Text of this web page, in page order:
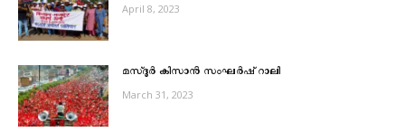
April 8, 2023
മസ്‌ദൂര്‍ കിസാന്‍ സംഘര്‍ഷ് റാലി
March 31, 2023